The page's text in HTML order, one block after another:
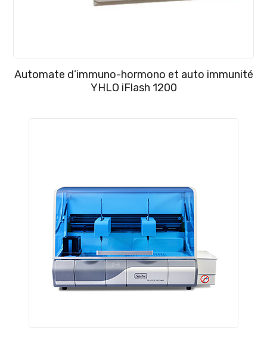
Automate d’immuno-hormono et auto immunité
YHLO iFlash 1200